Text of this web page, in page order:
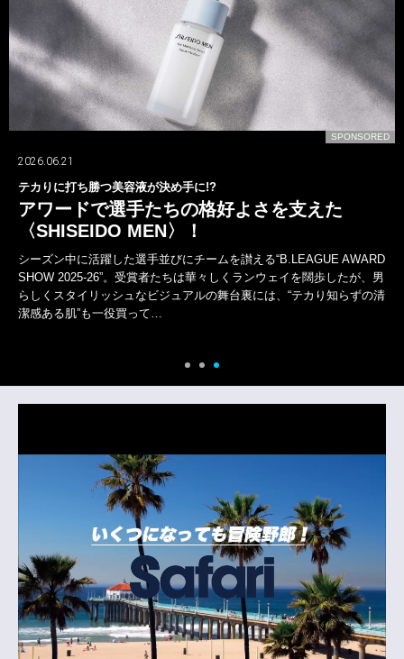
SPONSORED
2026.07.24
山下智久が〈ブルガリ〉の新しいオクトとともに！
一面では語れない多彩な表現者！
山下智久は、デビューから今年活動30周年を迎えた。しかし、歩んで
きた軌跡は、けっして平坦ではなかった。アイドルから俳優、海外で
の活動など常に新たな道を自ら切り拓いてきた。その腕元には〈ブル
ガリ〉の“オクト フィニッシモ”がある。そして新作…